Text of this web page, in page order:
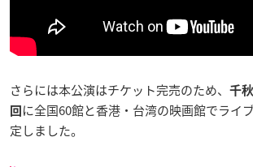
さらには本公演はチケット完売のため、
千
回 に全国60館と香港・台湾の映画館でライ
定しました。